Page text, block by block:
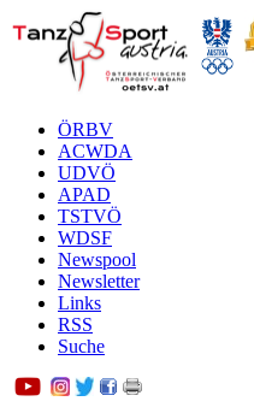
ÖRBV
ACWDA
UDVÖ
APAD
TSTVÖ
WDSF
Newspool
Newsletter
Links
RSS
Suche